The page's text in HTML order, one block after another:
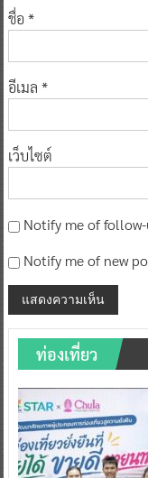
ชื่อ *
อีเมล *
เว็บไซต์
Notify me of
Notify me of new
ท่องเที่ยว